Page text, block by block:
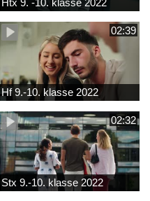
Htx 9. -10. klasse 2022
02:39
Hf 9.-10. klasse 2022
02:32
Stx 9.-10. klasse 2022